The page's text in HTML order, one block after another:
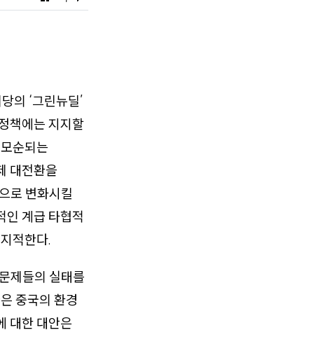
의 ‘그린뉴딜’
책에는 지지할
순되는
대전환을
로 변화시킬
인 계급 타협적
적한다.
제들의 실태를
중국의 환경
대한 대안은